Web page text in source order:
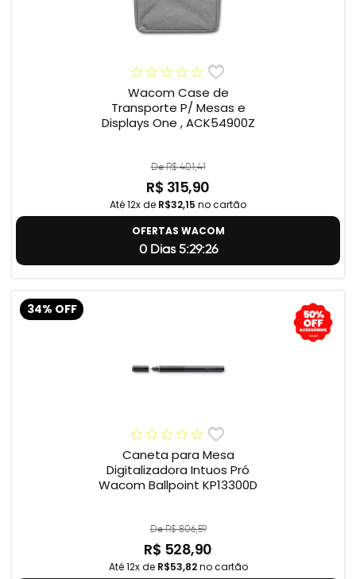
Wacom Case de
Transporte P/ Mesas e
Displays One , ACK54900Z
De R$ 401,41
R$ 315,90
Até 12x de R$32,15 no cartão
OFERTAS WACOM
0 Dias 5:29:24
34% OFF
Caneta para Mesa
Digitalizadora Intuos Pró
Wacom Ballpoint KP13300D
De R$ 806,59
R$ 528,90
Até 12x de R$53,82no cartão